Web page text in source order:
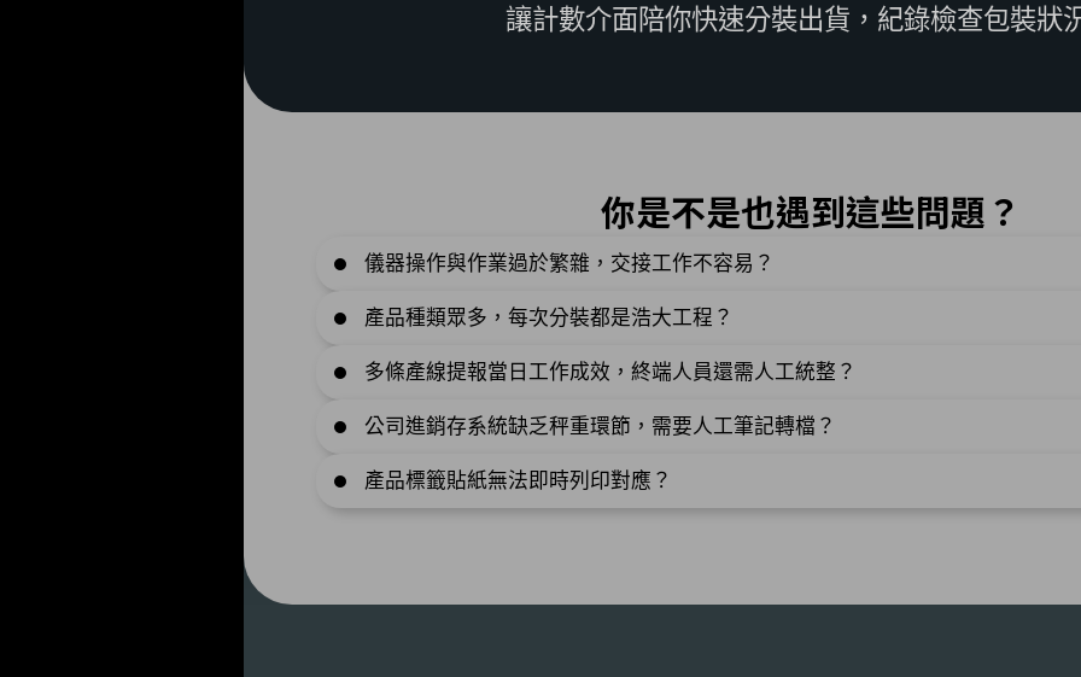
讓計數介面陪你快速分裝出貨，紀錄檢查包裝狀
你是不是也遇到這些問題？
儀器操作與作業過於繁雜，交接工作不容易？
產品種類眾多，每次分裝都是浩大工程？
多條產線提報當日工作成效，終端人員還需人工統整？
公司進銷存系統缺乏秤重環節，需要人工筆記轉檔？
產品標籤貼紙無法即時列印對應？